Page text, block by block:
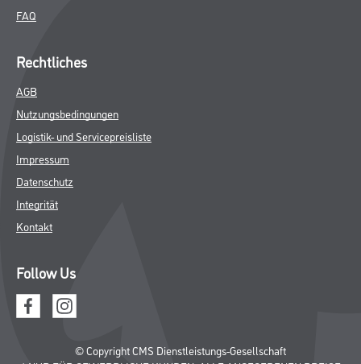
FAQ
Rechtliches
AGB
Nutzungsbedingungen
Logistik- und Servicepreisliste
Impressum
Datenschutz
Integrität
Kontakt
Follow Us
© Copyright CMS Dienstleistungs-Gesellschaft